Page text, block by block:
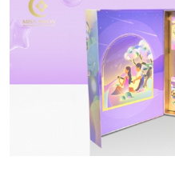
Bước 2. Cung
Bước 3. Khách
chuyển trực tiếp
Lưu ý: Không hỗ trợ
tiếp tại cửa hàng
Một khách hàng